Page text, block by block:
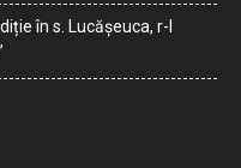
în s. Lucășeuca, r-l